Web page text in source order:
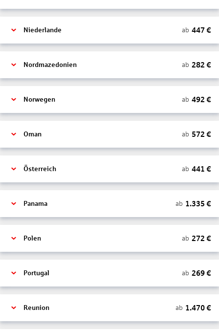
Niederlande ab 447 €
Nordmazedonien ab 282 €
Norwegen ab 492 €
Oman ab 572 €
Österreich ab 441 €
Panama ab 1.335 €
Polen ab 272 €
Portugal ab 269€
Reunion ab 1.470€